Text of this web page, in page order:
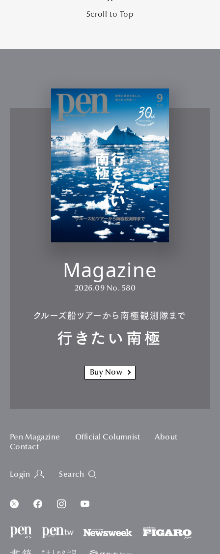
Scroll to Top
Magazine
2026.09 No. 580
クルーズ船ツアーから南極観測隊まで
行きたい南極
Buy Now
Pen Magazine Official Columnist
About
Contact
Login Search